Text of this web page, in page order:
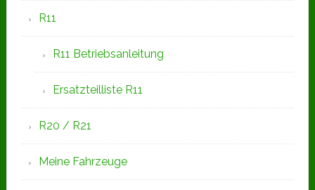
R11
R11 Betriebsanleitung
Ersatzteilliste R11
R20 / R21
Meine Fahrzeuge